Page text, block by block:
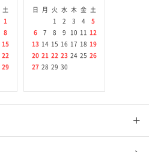
土
1
8
15
22
29
日 月 火 水 木 金
土
1
2 3 4
5
6
7 8 9 10 11
12
13 14 15 16 17 18 19
20 21 22 23 24 25 26
27 28 29 30